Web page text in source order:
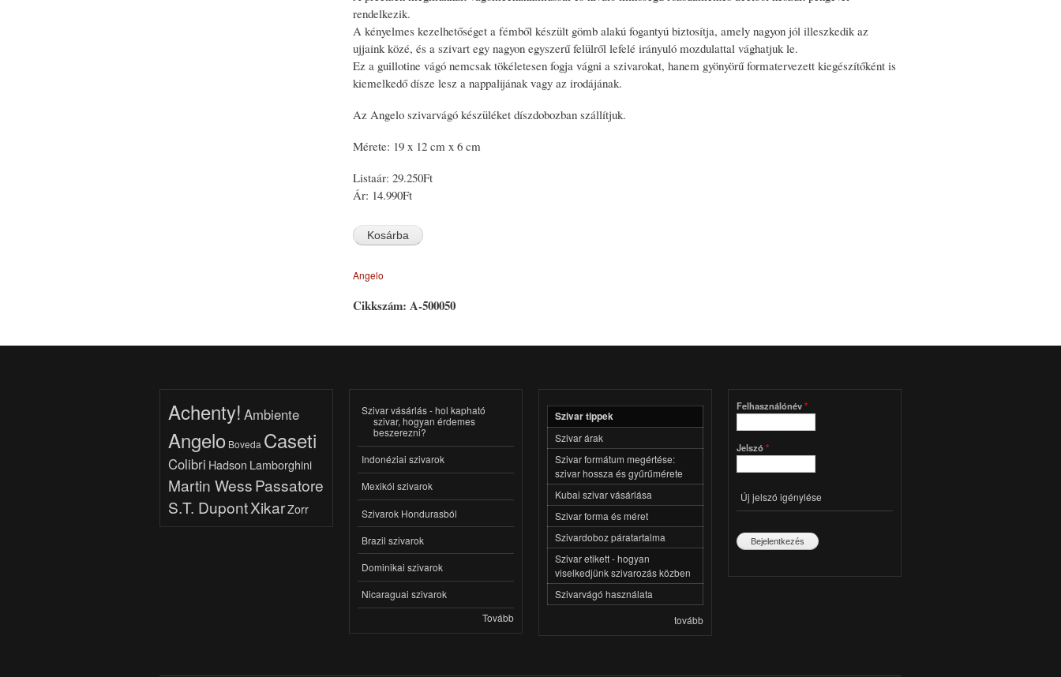
rendelkezik.
A kényelmes kezelhetőséget a fémből készült gömb alakú fogantyú biztosítja, amely nagyon jól illeszkedik az
ujjaink közé, és a szivart egy nagyon egyszerű felülről lefelé irányuló mozdulattal vághatjuk le.
Ez a guillotine vágó nemcsak tökéletesen fogja vágni a szivarokat, hanem gyönyörű formatervezett kiegészítőként is
kiemelkedő dísze lesz a nappalijának vagy az irodájának.
Az Angelo szivarvágó készüléket díszdobozban szállítjuk.
Mérete: 19 x 12 cm x 6 cm
Listaár: 29.250Ft
Ár: 14.990Ft
Angelo
Cikkszám: A-500050
Achenty! Ambiente
Angelo Boveda Caseti
Colibri Hadson Lamborghini
Martin WessPassatore
S.T. DupontXikarZorr
Szivar vásárlás - hol kapható
szivar, hogyan érdemes
beszerezni?
Indonéziai szivarok
Mexikói szivarok
Szivarok Hondurasból
Brazil szivarok
Dominikai szivarok
Nicaraguai szivarok
Tovább
Szivar tippek
Szivar árak
Szivar formátum megértése:
szivar hossza és gyűrűmérete
Kubai szivar vásárlása
Szivar forma és méret
Szivardoboz páratartalma
Szivar etikett - hogyan
viselkedjünk szivarozás közben
Szivarvágó használata
tovább
Felhasználónév*
Jelszó*
Új jelszó igénylése